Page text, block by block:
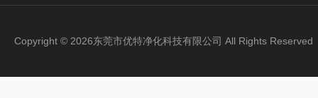
Copyright © 2026东莞市优特净化科技有限公司 All Rights